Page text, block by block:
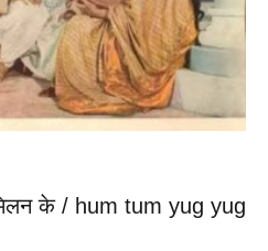
के / hum tum yug yug